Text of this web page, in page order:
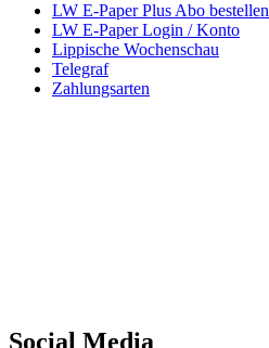
LW E-Paper Plus Abo bestellen
LW E-Paper Login / Konto
Lippische Wochenschau
Telegraf
Zahlungsarten
Social Media